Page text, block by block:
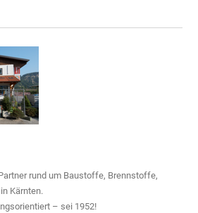
rund um Baustoffe, Brennstoffe,
Kärnten.
– sei 1952!